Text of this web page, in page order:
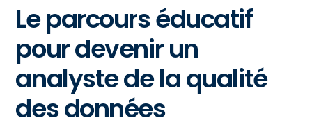
Le parcours éducatif
pour devenir un
analyste de la qualité
des données